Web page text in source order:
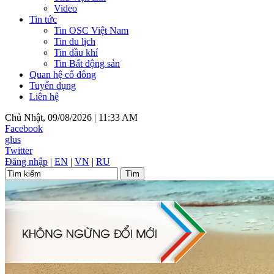
Video
Tin tức
Tin OSC Việt Nam
Tin du lịch
Tin dầu khí
Tin Bất động sản
Quan hệ cổ đông
Tuyển dụng
Liên hệ
Chủ Nhật, 09/08/2026 | 11:33 AM
Facebook
glus
Twitter
Đăng nhập | EN | VN | RU